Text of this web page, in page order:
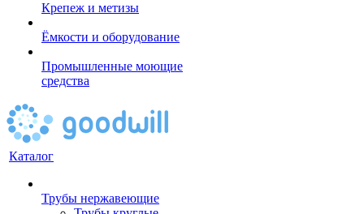
Крепеж и метизы
Ёмкости и оборудование
Промышленные моющие
средства
Каталог
Трубы нержавеющие